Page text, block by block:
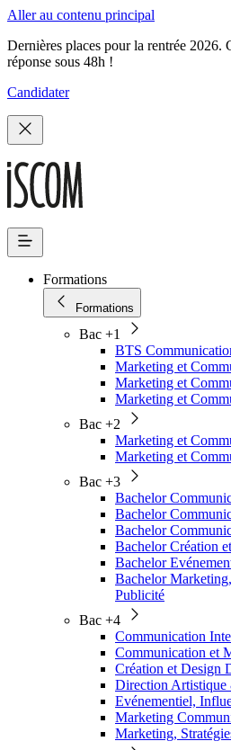
Aller au contenu principal
Dernières places pour la rentrée 2026.
réponse sous 48h !
Candidater
Formations
Formations
Bac +1
BTS
Marketing et
Marketing et
Marketing et
Bac +2
Marketing et
Marketing et
Bac +3
Bachelor
Bachelor
Bachelor
Bachelor Création
Bachelor
Bachelor
Publicité
Bac +4
Communication
Communication et
Création et Design
Direction Artistique
Evénementiel,
Marketing
Marketing,